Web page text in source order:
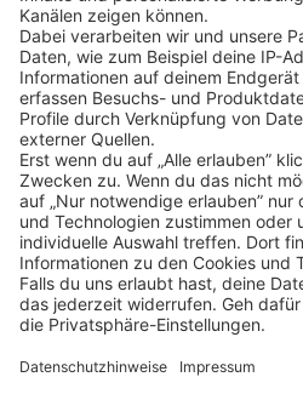
Klickehier, um alle offenen
Impressum Datenschutz
FAQ
Veranstaltungen
Sitemap